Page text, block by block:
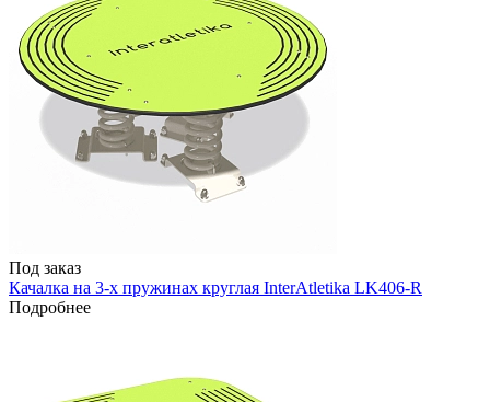
Под заказ
Качалка на 3-х пружинах круглая InterAtletika LK406-R
Подробнее